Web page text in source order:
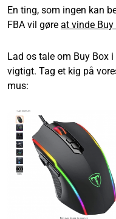
En ting, som ingen kan
FBA vil gøre at vinde Buy
Lad os tale om Buy Box
vigtigt. Tag et kig på
mus: